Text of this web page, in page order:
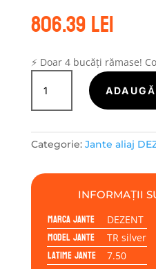
806.39lei
⚡ Doar 4 bucăți rămase!
Cantitate
Janta
aliaj
TR
7.50x18
5/112/51/66,6
Categorie: Jante aliaj
INFORMAȚII
Marca jante DEZENT
Model jante TR silver
Latime jante 7.50